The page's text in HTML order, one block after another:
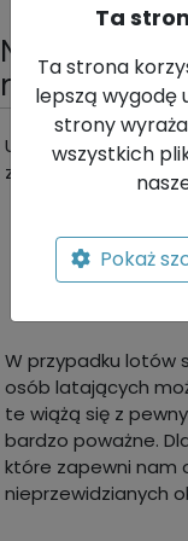
NNW osób
muszę
Ubezpieczenie
zazwyczaj takie
śmierć,
całkowite lub
W przypadku lotów
osób latających
te wiążą się z
bardzo poważne.
które zapewni nam
nieprzewidzianych
Ta
Ta strona
lepszą wygodę
strony
wszystkich
Pokaż